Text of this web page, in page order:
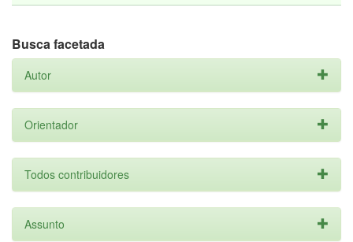
Busca facetada
Autor
Orientador
Todos contribuidores
Assunto